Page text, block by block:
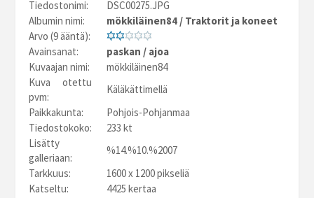
Tiedostonimi:
DSC00275.JPG
Albumin nimi:
mökkiläinen84 / Traktorit ja koneet
Arvo (9 ääntä):
Avainsanat:
paskan / ajoa
Kuvaajan nimi:
mökkiläinen84
Kuva otettu
pvm:
Käläkättimellä
Paikkakunta:
Pohjois-Pohjanmaa
Tiedostokoko:
233 kt
Lisätty
galleriaan:
%14.%10.%2007
Tarkkuus:
1600 x 1200 pikseliä
Katseltu:
4425 kertaa